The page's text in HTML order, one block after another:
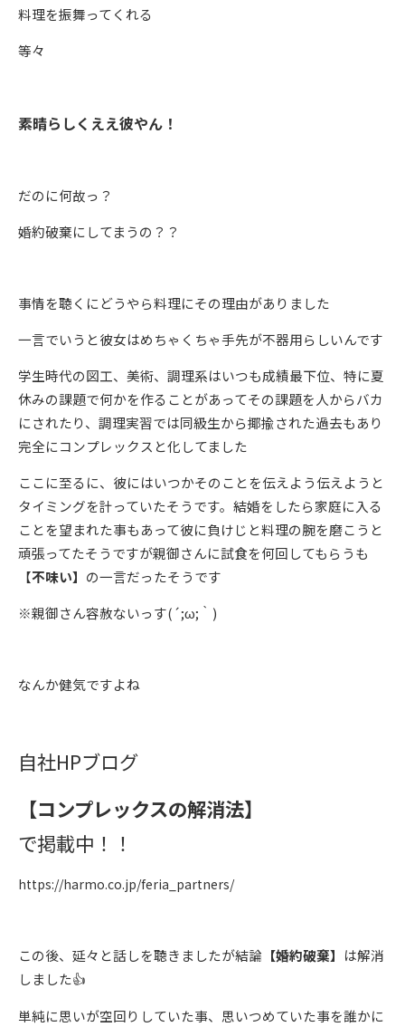
料理を振舞ってくれる
等々
素晴らしくええ彼やん！
だのに何故っ？
婚約破棄にしてまうの？？
事情を聴くにどうやら料理にその理由がありました
一言でいうと彼女はめちゃくちゃ手先が不器用らしいんです
学生時代の図工、美術、調理系はいつも成績最下位、特に夏
休みの課題で何かを作ることがあってその課題を人からバカ
にされたり、調理実習では同級生から揶揄された過去もあり
完全にコンプレックスと化してました
ここに至るに、彼にはいつかそのことを伝えよう伝えようと
タイミングを計っていたそうです。結婚をしたら家庭に入る
ことを望まれた事もあって彼に負けじと料理の腕を磨こうと
頑張ってたそうですが親御さんに試食を何回してもらうも
【不味い】 の一言だったそうです
※親御さん容赦ないっす(´;ω; ｀ )
なんか健気ですよね
自社HPブログ
【コンプレックスの解消法】
で掲載中！！
https://harmo.co.jp/feria_partners/
この後、延々と話しを聴きましたが結論 【婚約破棄】 は解消
しました👍
単純に思いが空回りしていた事、思いつめていた事を誰かに